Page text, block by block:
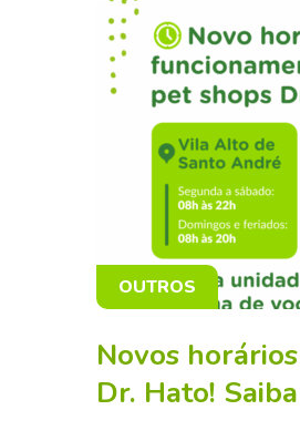
OUTROS
Novos
Dr. Hato!